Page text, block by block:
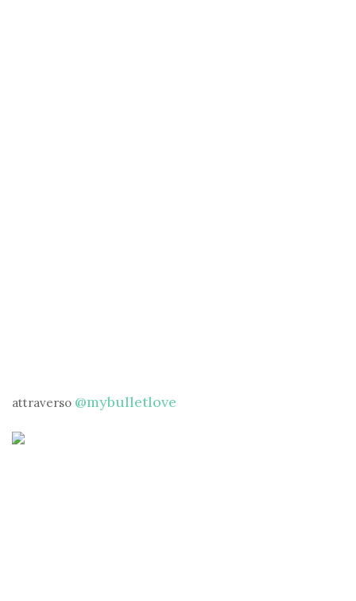
attraverso @mybulletlove